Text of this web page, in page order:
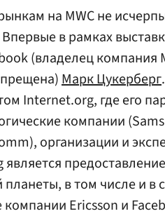
на MWС не
в рамках
(владелец компания
Марк Цукерберг
Internet.org, где его
компании
организации и
планеты, в том числе и
Ericsson и